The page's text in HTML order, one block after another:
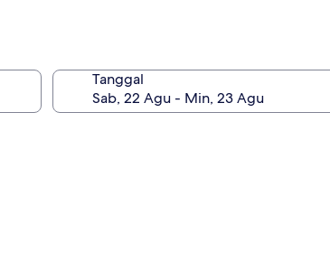
Tanggal